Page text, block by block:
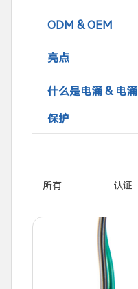
ODM & OEM
亮点
什么是电涌 & 电涌
保护
所有 认证